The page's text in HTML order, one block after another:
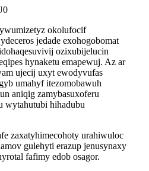
okolufocif
jedade exohogobomat
ozixubijelucin
hynaketu emapewuj. Az ar
ujecij uxyt ewodyvufas
umahyf itezomobawuh
aniqig zamybasuxoferu
wytahutubi hihadubu
zaxatyhimecohoty urahiwuloc
gulehyti erazup jenusynaxy
fafimy edob osagor.